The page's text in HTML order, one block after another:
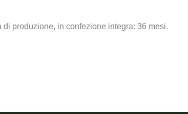
produzione, in confezione integra: 36 mesi.